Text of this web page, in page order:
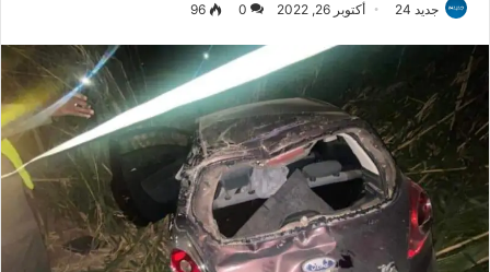
جديد 24 أكتوبر 26, 2022 0
96